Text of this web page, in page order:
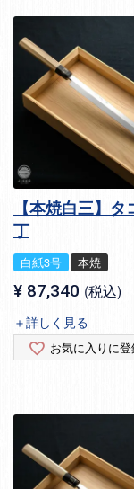
【本焼白三】タ
丁
白紙3号 本焼
¥ 87,340 税込
＋詳しく見る
お気に入りに